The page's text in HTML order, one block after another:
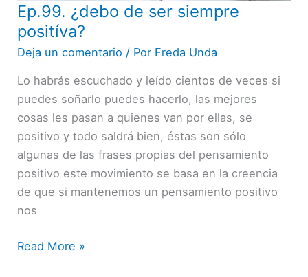
Ep.99. ¿debo de ser siempre
positíva?
Deja un comentario / Por Freda Unda
Lo habrás escuchado y leído cientos de veces si
puedes soñarlo puedes hacerlo, las mejores
cosas les pasan a quienes van por ellas, se
positivo y todo saldrá bien, éstas son sólo
algunas de las frases propias del pensamiento
positivo este movimiento se basa en la creencia
de que si mantenemos un pensamiento positivo
nos
Ep.99.
¿debo
de
siempre
positíva?
Read More »